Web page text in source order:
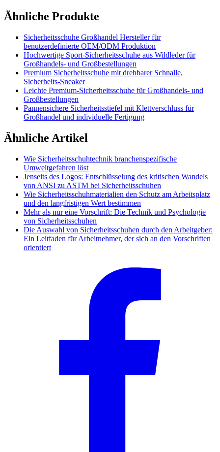
Ähnliche Produkte
Sicherheitsschuhe Großhandel Hersteller für
benutzerdefinierte OEM/ODM Produktion
Hochwertige Sport-Sicherheitsschuhe aus Wildleder für
Großhandels- und Großbestellungen
Premium Sicherheitsschuhe mit drehbarer Schnalle,
Sicherheits-Sneaker
Leichte Premium-Sicherheitsschuhe für Großhandels- und
Großbestellungen
Pannensichere Sicherheitsstiefel mit Klettverschluss für
Großhandel und individuelle Fertigung
Ähnliche Artikel
Wie Sicherheitsschuhtechnik branchenspezifische
Umweltgefahren löst
Jenseits des Logos: Entschlüsselung des kritischen Wandels
von ANSI zu ASTM bei Sicherheitsschuhen
Wie Sicherheitsschuhmaterialien den Schutz am Arbeitsplatz
und den langfristigen Wert bestimmen
Mehr als nur eine Vorschrift: Die Technik und Psychologie
von Sicherheitsschuhen
Die Auswahl von Sicherheitsschuhen durch den Arbeitgeber:
Ein Leitfaden für Arbeitnehmer, der sich an den Vorschriften
orientiert